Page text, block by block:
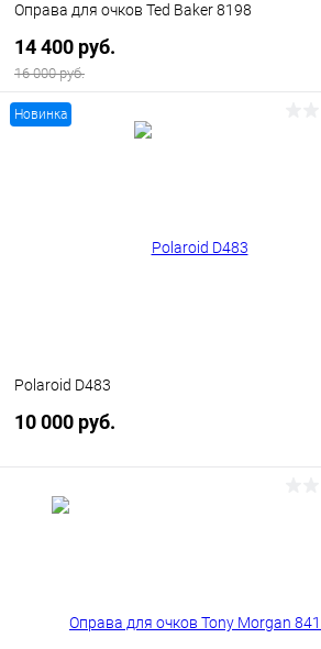
Оправа для очков Ted Baker 8198
14 400 руб.
16 000 руб.
Новинка
Polaroid D483
10 000 руб.